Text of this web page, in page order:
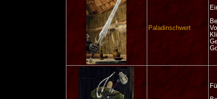
Paladinschwert